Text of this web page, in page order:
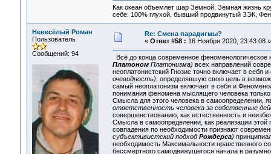
Как океан объемлет шар Земной, Земная жизнь
себе: 100% глухой, бывший продвинутый ЗЭК,
Невесёлый Роман
Пользователь
Сообщений: 94
Re: Смена парадигмы?
« Ответ #58 : 16 Ноября 2020, 23:43:08 »
Всё до конца современное
ПлатономПлатонизма) всех направлений
неоплатонистский Гнозис точно включает в себя
очевидность) , определявшую свою цель в
самый неоплатонизм включает в себя и
понимания феномена мыслящего человека только
Смысла для этого человека в самоопределении,
ответственность человека за собственные
совершенствованию, как естественность и
Смысла в самоопределении, как реализации этой
совпадения по необходимости признают
субъективистский подход Рождерса)
необходимость Максимальности нравственного
бессмертного самодвижущегося начала в